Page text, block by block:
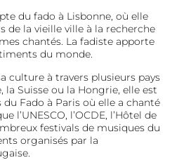
du fado à Lisbonne, où elle
de la vieille ville à la recherche
chantés. La fadiste apporte
du monde.
culture à travers plusieurs pays
Suisse ou la Hongrie, elle est
du Fado à Paris où elle a chanté
l’UNESCO, l’OCDE, l’Hôtel de
festivals de musiques du
organisés par la